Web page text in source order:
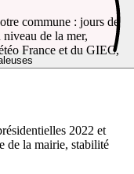
commune : jours de
de la mer,
France et du GIEC,
2022 et
de la mairie, stabilité